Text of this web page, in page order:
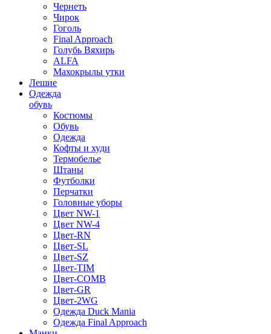
Чернеть
Чирок
Гоголь
Final Approach
Голубь Вяхирь
ALFA
Махокрылы утки
Лешие
Одежда
обувь
Костюмы
Обувь
Одежда
Кофты и худи
Термобелье
Штаны
Футболки
Перчатки
Головные уборы
Цвет NW-1
Цвет NW-4
Цвет-RN
Цвет-SL
Цвет-SZ
Цвет-TIM
Цвет-COMB
Цвет-GR
Цвет-2WG
Одежда Duck Mania
Одежда Final Approach